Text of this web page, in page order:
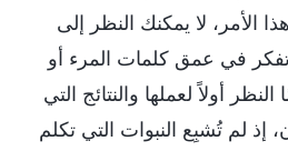
الأمر، لا يمكنك النظر إلى
في عمق كلمات المرء أو
أولاً لعملها والنتائج التي
إذ لم تُشبِع النبوات التي تكلم